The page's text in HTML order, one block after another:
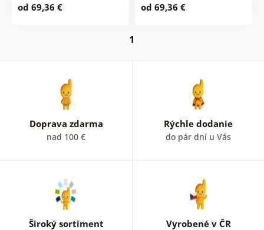
od 69,36 € od 69,36 €
1
Doprava zdarma
nad 100 €
Rýchle dodanie
do pár dní u Vás
Široký sortiment Vyrobené v ČR